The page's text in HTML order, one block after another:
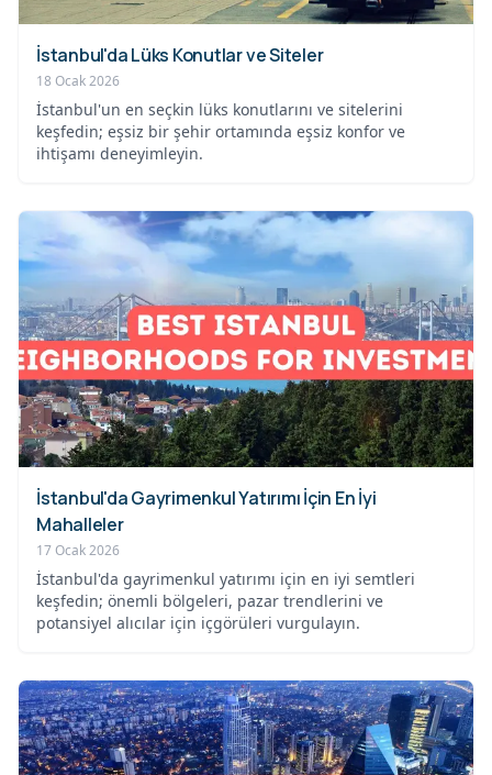
İstanbul'da Lüks Konutlar ve Siteler
18 Ocak 2026
İstanbul'un en seçkin lüks konutlarını ve sitelerini
keşfedin; eşsiz bir şehir ortamında eşsiz konfor ve
ihtişamı deneyimleyin.
İstanbul'da Gayrimenkul Yatırımı İçin En İyi
Mahalleler
17 Ocak 2026
İstanbul'da gayrimenkul yatırımı için en iyi semtleri
keşfedin; önemli bölgeleri, pazar trendlerini ve
potansiyel alıcılar için içgörüleri vurgulayın.